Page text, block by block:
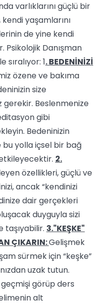
varlıklarını güçlü bir
yaşamlarını
de yine kendi
Psikolojik Danışman
sıralıyor: 1. BEDENİNİZİ
özene ve bakıma
size
Beslenmenize
gibi
Bedeninizin
bu yolla içsel bir bağ
etkileyecektir. 2.
özellikleri, güçlü ve
ancak “kendinizi
dair gerçekleri
duyguyla sizi
taşıyabilir. 3."KEŞKE"
ÇIKARIN:Gelişmek
sürmek için “keşke”
uzak tutun.
görüp ders
alt